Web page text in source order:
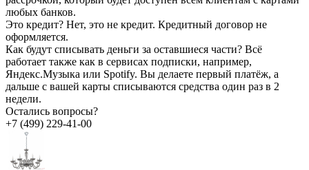
любых банков.
Это кредит? Нет, это не кредит. Кредитный договор не
оформляется.
Как будут списывать деньги за оставшиеся части? Всё
работает также как в сервисах подписки, например,
Яндекс.Музыка или Spotify. Вы делаете первый платёж, а
дальше с вашей карты списываются средства один раз в 2
недели.
Остались вопросы?
+7 (499) 229-41-00